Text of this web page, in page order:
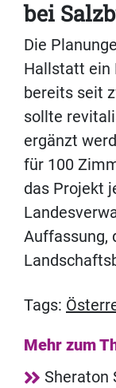
bei
Die
Hallstatt ein
bereits seit
sollte
ergänzt
für 100
das Projekt
Auffassung,
Tags:
Mehr zum
Sheraton